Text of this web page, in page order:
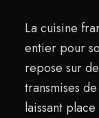
La cuisine
entier pour
repose sur
transmises
laissant